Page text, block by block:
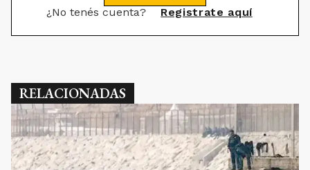
¿No tenés cuenta? Registrate aquí
RELACIONADAS